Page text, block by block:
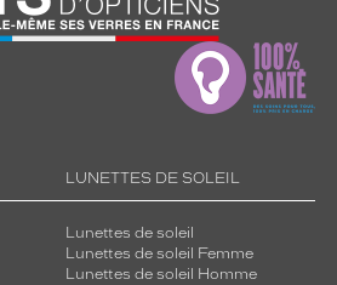
LUNETTES DE SOLEIL
Lunettes de soleil
Lunettes de soleil Femme
Lunettes de soleil Homme